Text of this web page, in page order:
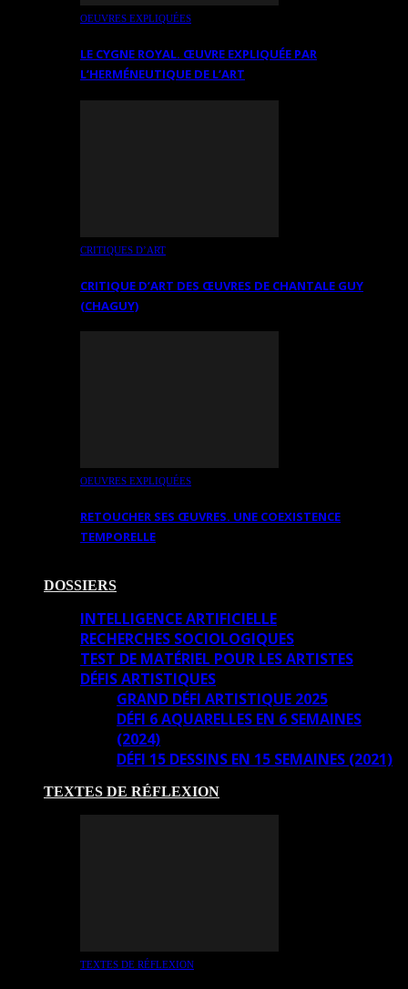
OEUVRES EXPLIQUÉES
LE CYGNE ROYAL. ŒUVRE EXPLIQUÉE PAR
L’HERMÉNEUTIQUE DE L’ART
CRITIQUES D’ART
CRITIQUE D’ART DES ŒUVRES DE CHANTALE GUY
(CHAGUY)
OEUVRES EXPLIQUÉES
RETOUCHER SES ŒUVRES. UNE COEXISTENCE
TEMPORELLE
DOSSIERS
INTELLIGENCE ARTIFICIELLE
RECHERCHES SOCIOLOGIQUES
TEST DE MATÉRIEL POUR LES ARTISTES
DÉFIS ARTISTIQUES
GRAND DÉFI ARTISTIQUE 2025
DÉFI 6 AQUARELLES EN 6 SEMAINES
(2024)
DÉFI 15 DESSINS EN 15 SEMAINES (2021)
TEXTES DE RÉFLEXION
TEXTES DE RÉFLEXION